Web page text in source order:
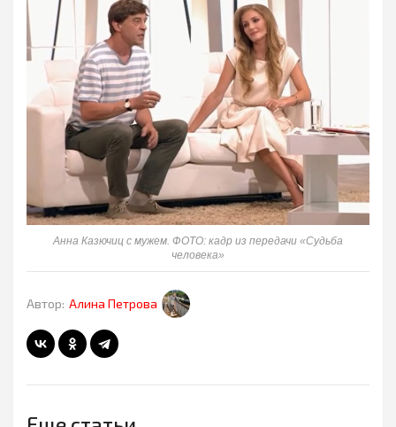
Анна Казючиц с мужем. ФОТО: кадр из передачи «Судьба
человека»
Автор: Алина Петрова